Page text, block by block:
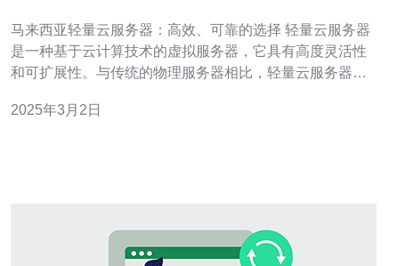
马来西亚轻量云服务器：高效、可靠的选择 轻量云服务器
是一种基于云计算技术的虚拟服务器，它具有高度灵活性
和可扩展性。与传统的物理服务器相比，轻量云服务器不
算资源。 马来西亚作为东南亚地区最重要的经济体之一，
2025年3月2日